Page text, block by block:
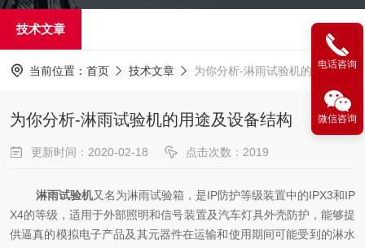
技术文章
当前位置： 首页 技术文章 为你分析-淋雨试验机的用途及设备结构
为你分析-淋雨试验机的用途及设备结构
更新时间：2020-02-18 点击次数：2019
淋雨试验机又名为淋雨试验箱，是IP防护等级装置中的IPX3和IP
X4的等级，适用于外部照明和信号装置及汽车灯具外壳防护，能够提
供逼真的模拟电子产品及其元器件在运输和使用期间可能受到的淋水
电话咨询
微信咨询